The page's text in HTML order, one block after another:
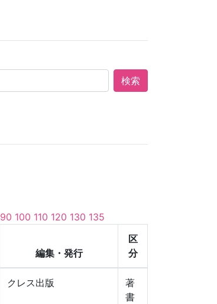
検索
90 100 110 120 130 135
編集・発行
区
分
クレス出版
著
書